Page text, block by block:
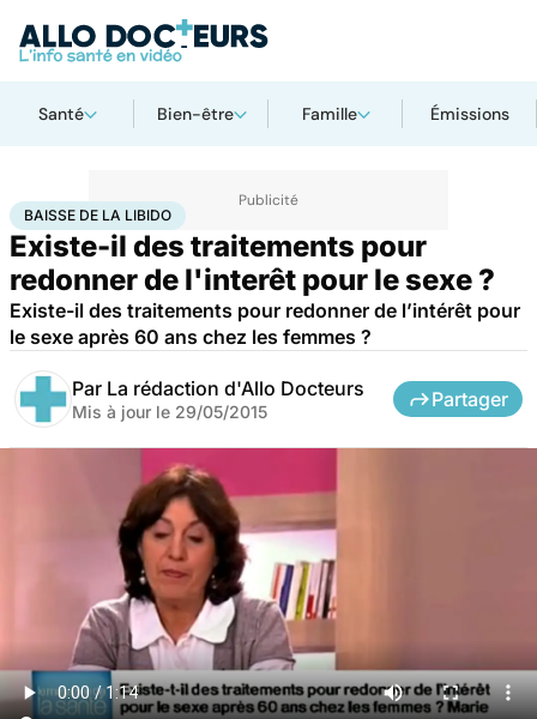
Santé Bien-être Famille Émissions
AccueilBien-être SexoBaisse de la libido
BAISSE DE LA LIBIDO
Existe-il des traitements pour
redonner de l'interêt pour le sexe ?
Existe-il des traitements pour redonner de l’intérêt pour
le sexe après 60 ans chez les femmes ?
Par La rédaction d'Allo Docteurs
Mis à jour le 29/05/2015
Partager